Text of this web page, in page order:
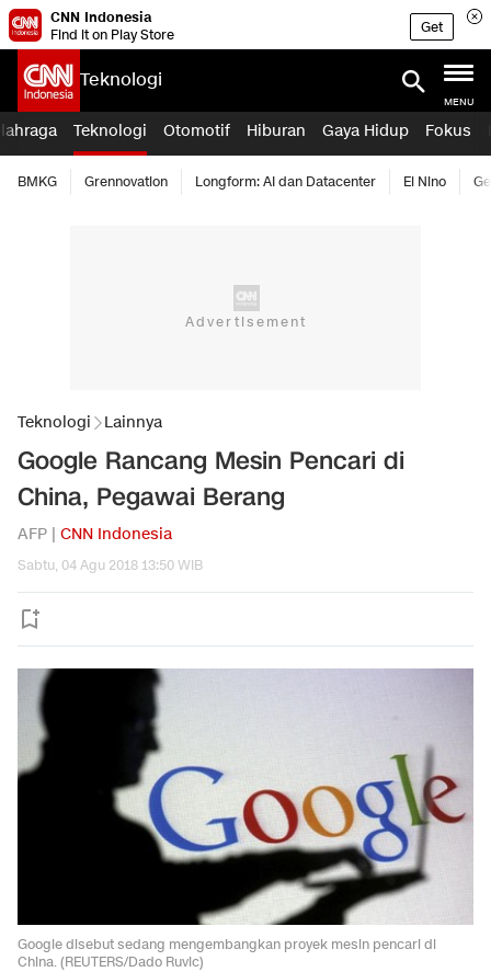
CNN Indonesia
Find it on Play Store
Get
Teknologi
MENU
Teknologi Otomotif Hiburan Gaya Hidup Fokus
BMKG Grennovation Longform: AI dan Datacenter El Nino
Teknologi Lainnya
Google Rancang Mesin Pencari di
China, Pegawai Berang
AFP | CNN Indonesia
Sabtu, 04 Agu 2018 13:50 WIB
Google disebut sedang mengembangkan proyek mesin pencari di
China. (REUTERS/Dado Ruvic)